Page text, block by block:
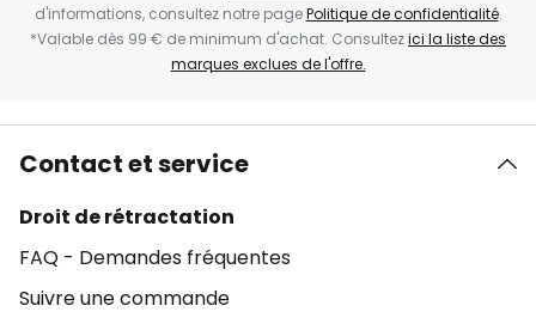
d'informations, consultez notre pagePolitique de confidentialité.
*Valable dès 99 € de minimum d'achat. Consultezici la liste des
marques exclues de l'offre.
Contact et service
Droit de rétractation
FAQ - Demandes fréquentes
Suivre une commande